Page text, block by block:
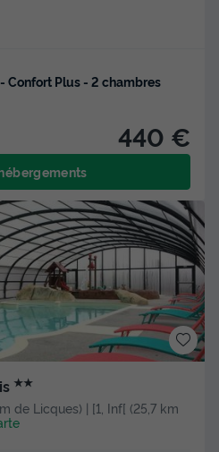
Confort Plus - 2 chambres
440 €
★★
de Licques) | [1, Inf[ (25,7 km